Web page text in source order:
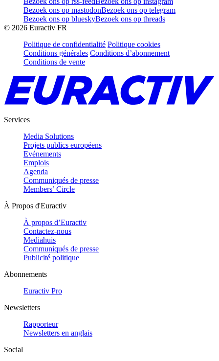
Bezoek ons op mastodonBezoek ons op telegram
Bezoek ons op blueskyBezoek ons op threads
© 2026 Euractiv FR
Politique de confidentialité Politique cookies
Conditions générales Conditions d’abonnement
Conditions de vente
Services
Media Solutions
Projets publics européens
Evénements
Emplois
Agenda
Communiqués de presse
Members’ Circle
À Propos d'Euractiv
À propos d’Euractiv
Contactez-nous
Mediahuis
Communiqués de presse
Publicité politique
Abonnements
Euractiv Pro
Newsletters
Rapporteur
Newsletters en anglais
Social